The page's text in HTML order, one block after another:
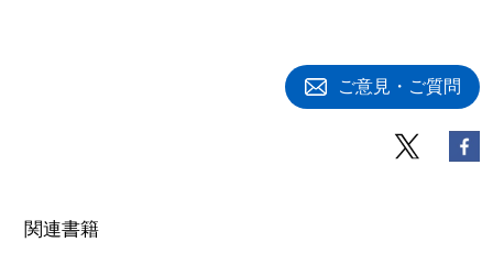
ご意見・ご質問
関連書籍